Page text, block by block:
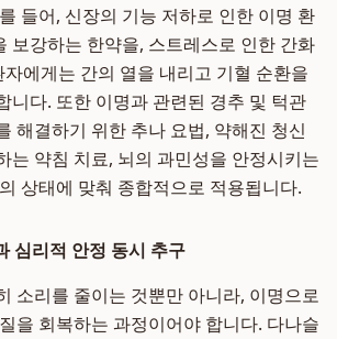
들어, 신장의 기능 저하로 인한 이명 환
보강하는 한약을, 스트레스로 인한 간화
에게는 간의 열을 내리고 기혈 순환을
니다. 또한 이명과 관련된 경추 및 턱관
해결하기 위한 추나 요법, 약해진 청신
는 약침 치료, 뇌의 과민성을 안정시키는
상태에 맞춰 종합적으로 적용됩니다.
심리적 안정 동시 추구
소리를 줄이는 것뿐만 아니라, 이명으로
을 회복하는 과정이어야 합니다. 다나슬